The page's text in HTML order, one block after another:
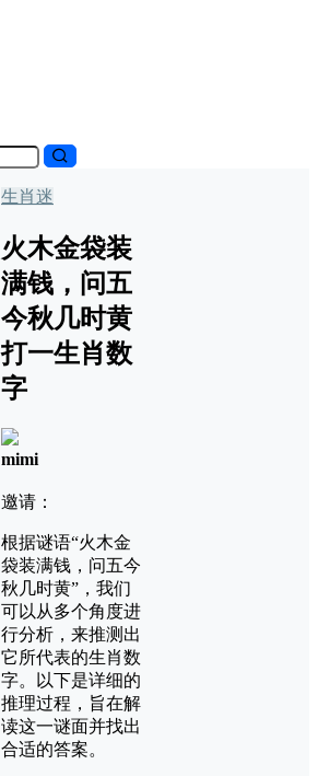
生肖迷
火木金袋装
满钱，问五
今秋几时黄
打一生肖数
字
mimi
邀请：
根据谜语“火木金
袋装满钱，问五今
秋几时黄”，我们
可以从多个角度进
行分析，来推测出
它所代表的生肖数
字。以下是详细的
推理过程，旨在解
读这一谜面并找出
合适的答案。